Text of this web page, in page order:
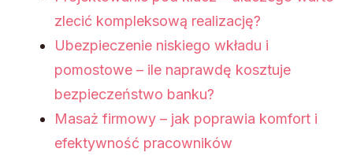
zlecić kompleksową realizację?
Ubezpieczenie niskiego wkładu i
pomostowe – ile naprawdę kosztuje
bezpieczeństwo banku?
Masaż firmowy – jak poprawia komfort i
efektywność pracowników